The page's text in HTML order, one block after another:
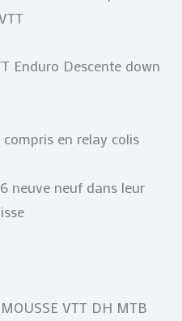
Enduro Descente down
en relay colis
neuve neuf dans leur
VTT DH MTB